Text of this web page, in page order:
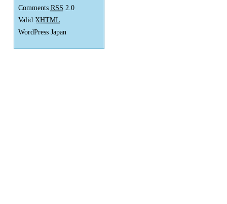
Comments RSS 2.0
Valid XHTML
WordPress Japan